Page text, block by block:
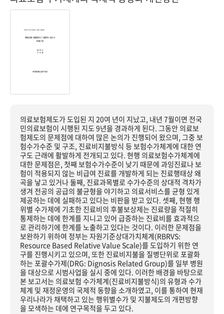
의료보험제도가 도입된 지 20여 년이 지났고, 내년 7월이면 전국
민의료보험이 시행된 지도 9년을 경과하게 된다. 그동안 의료보
험제도의 문제점에 대하여 많은 논의가 진행되어 왔으며, 그중 보
험수가수준 및 구조, 진료비지불방식 등 보험수가체계에 대한 연
구도 근래에 활발하게 전개되고 있다. 현행 의료보험수가체계에
대한 문제점은, 첫째 보험수가수준이 낮기 때문에 과잉진료나 보
험이 적용되지 않는 비급여 진료를 개발하게 되는 진료행태상 왜
곡을 낳고 있거나 둘째, 진료과목별로 수가수준의 상대적 격차가
생겨 전공의 공급의 불균형을 야기하고 의료서비스를 균형 있게
제공하는 데에 실패하고 있다는 비판을 받고 있다. 셋째, 현행 행
위별 수가제에 기초한 진료비의 후불보상제는 진료량을 적절히
통제하는 데에 한계를 지니고 있어 급증하는 진료비를 효과적으
로 관리하기에 한계를 노출하고 있다는 것이다. 이러한 문제점을
보완하기 위하여 정부는 자원기준상대가치체계(RBRVS:
Resource Based Relative Value Scale)를 도입하기 위한 연
구를 진행시키고 있으며, 또한 진료비지불을 질병단위로 포괄화
하는 포괄수가제(DRG: Dignosis Related Group)를 일부 병원
을 대상으로 시범사업을 실시 중에 있다. 이러한 배경을 바탕으로
본 보고서는 의료보험 수가체계(진료비지불방식)의 유형과 수가
체계 및 재정운영의 국제적 동향을 소개하였고, 이를 통하여 현재
우리나라가 채택하고 있는 행위별수가 및 지불제도의 개편방향
을 모색하는 데에 연구목적을 두고 있다.